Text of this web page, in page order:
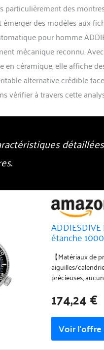
particulièrement des
des modèles aux
pour homme
mécanique reconnu.
en céramique, elle affiche
alternative crédible
vérifier à travers cette
étanche
Lumineux
【Matériaux de
aiguilles/
précieuses,
étanche】
pouvez toujours
dans l'eau et les
et la plongée.
l'eau. 【Glace en
174,24 €